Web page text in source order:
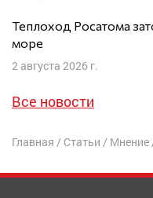
Теплоход Росатома
море
2 августа 2026 г.
Все новости
Главная / Статьи / Мнение